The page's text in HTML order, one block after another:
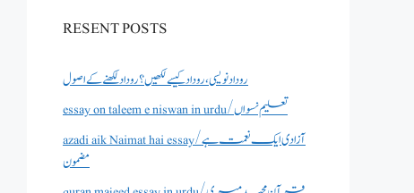
RESENT POSTS
روداد نویسی ،روداد کیسے لکھیں؟ روداد لکھنے کے اصول
essay on taleem e niswan in urdu/تعلیم نسواں
azadi aik Naimat hai essay/آزادی ایک نعمت ہے
مضمون